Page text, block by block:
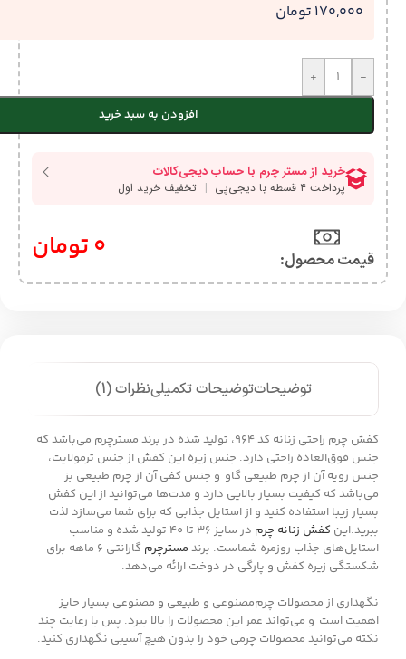
170,000 تومان
-
+
افزودن به سبد خرید
قیمت محصول:​ 0 تومان
توضیحاتتوضیحات تکمیلینظرات (1)
کفش چرم راحتی زنانه کد 964، تولید شده در برند مسترچرم می‌باشد که
جنس فوق‌العاده راحتی دارد. جنس زیره این کفش از جنس ترمولایت،
جنس رویه آن از چرم طبیعی گاو و جنس کفی آن از چرم طبیعی بز
می‌باشد که کیفیت بسیار بالایی دارد و مدت‌ها می‌توانید از این کفش
بسیار زیبا استفاده کنید و از استایل جذابی که برای شما می‌سازد لذت
ببرید.این کفش زنانه چرم
در سایز 36 تا 40 تولید شده و مناسب
استایل‌های جذاب روزمره شماست. برند مسترچرم
گارانتی 6 ماهه برای
شکستگی زیره کفش و پارگی در دوخت ارائه می‌دهد.
نگهداری از محصولات چرم‌مصنوعی و طبیعی و مصنوعی بسیار حایز
اهمیت است و می‌تواند عمر این محصولات را بالا ببرد. پس با رعایت چند
نکته می‌توانید محصولات چرمی خود را بدون هیچ آسیبی نگهداری کنید.